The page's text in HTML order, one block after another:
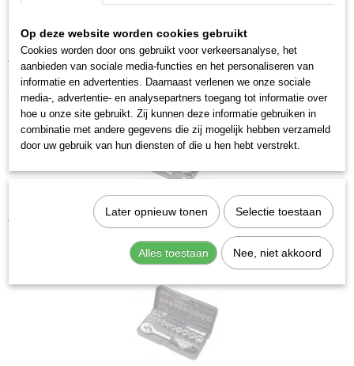
Materiaal: Chroom Vanadium
Totale lengte: 185 mm
Aandrijfgrootte: 1/4 inch
Ook interessant
Kraftwerk 204.101.000 Doppenassortiment met ratel 1/4" 42-delig
€ 36,22
Op deze website worden cookies gebruikt
Cookies worden door ons gebruikt voor verkeersanalyse, het
aanbieden van sociale media-functies en het personaliseren van
informatie en advertenties. Daarnaast verlenen we onze sociale
media-, advertentie- en analysepartners toegang tot informatie over
hoe u onze site gebruikt. Zij kunnen deze informatie gebruiken in
combinatie met andere gegevens die zij mogelijk hebben verzameld
door uw gebruik van hun diensten of die u hen hebt verstrekt.
Later opnieuw tonen Selectie toestaan
Alles toestaan Nee, niet akkoord